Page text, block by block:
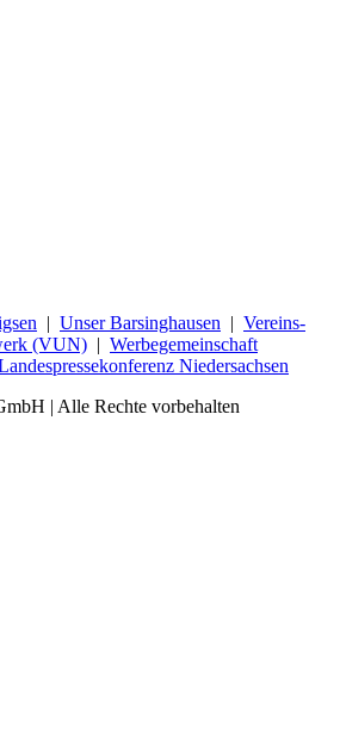
| Unser Barsinghausen | Vereins-
(VUN) | Werbegemeinschaft
Niedersachsen
| Alle Rechte vorbehalten